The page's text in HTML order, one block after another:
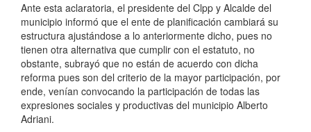
Ante esta aclaratoria, el presidente del Clpp y Alcalde del
municipio informó que el ente de planificación cambiará su
estructura ajustándose a lo anteriormente dicho, pues no
tienen otra alternativa que cumplir con el estatuto, no
obstante, subrayó que no están de acuerdo con dicha
reforma pues son del criterio de la mayor participación, por
ende, venían convocando la participación de todas las
expresiones sociales y productivas del municipio Alberto
Adriani.